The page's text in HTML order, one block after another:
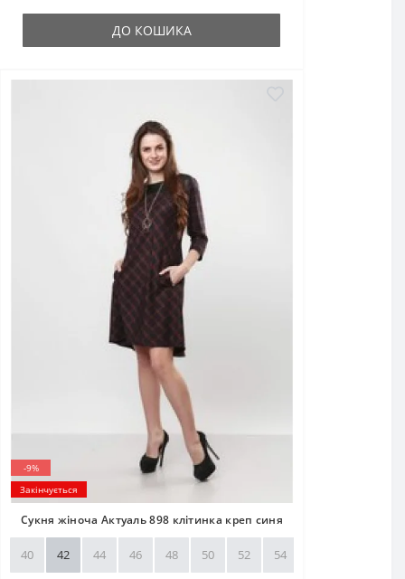
ДО КОШИКА
-9%
Закінчується
Сукня жіноча Актуаль 898 клітинка креп синя
40 42 44 46 48 50 52 54